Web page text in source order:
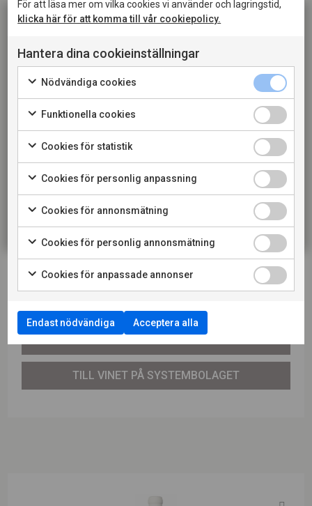
– Nicke Toumela frånVinsmarttipsar.
>> Hitta receptet här.
Livets Godatipsar om Chèvresallad med rödbetor och
>> Hitta receptet här.
@matlagerskan lagar en smörstekt torskrygg med
halstrad citron och pak choi.
>> Hitta receptet här.
LADDA NER PRODUKTBLAD
TILL VINET PÅ SYSTEMBOLAGET
Denna sida innehåller information om alkoholhaltiga
drycker och riktar sig till dig som fyllt 20 år. När jag
bekräftar att jag är 20 år eller äldre godkänner jag
också att webbplatsen använder cookies.
KONSUMENT
RESTAURANG
För att läsa mer om vilka cookies vi använder och lagringstid,
klicka här för att komma till vår cookiepolicy.
Hantera dina cookieinställningar
Nödvändiga cookies
Funktionella cookies
Cookies för statistik
Cookies för personlig anpassning
Cookies för annonsmätning
Cookies för personlig annonsmätning
Cookies för anpassade annonser
Endast nödvändiga Acceptera alla